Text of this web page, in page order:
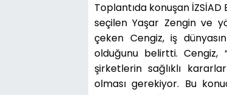
Toplantıda konuşan İZSİAD
seçilen Yaşar Zengin ve
çeken Cengiz, iş
olduğunu belirtti. Cengiz,
şirketlerin sağlıklı
olması gerekiyor. Bu